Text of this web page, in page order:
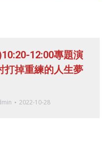
12:00專題演
打掉重練的人生夢
2022-10-28